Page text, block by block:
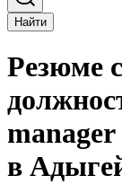
Найти
Резюме
в